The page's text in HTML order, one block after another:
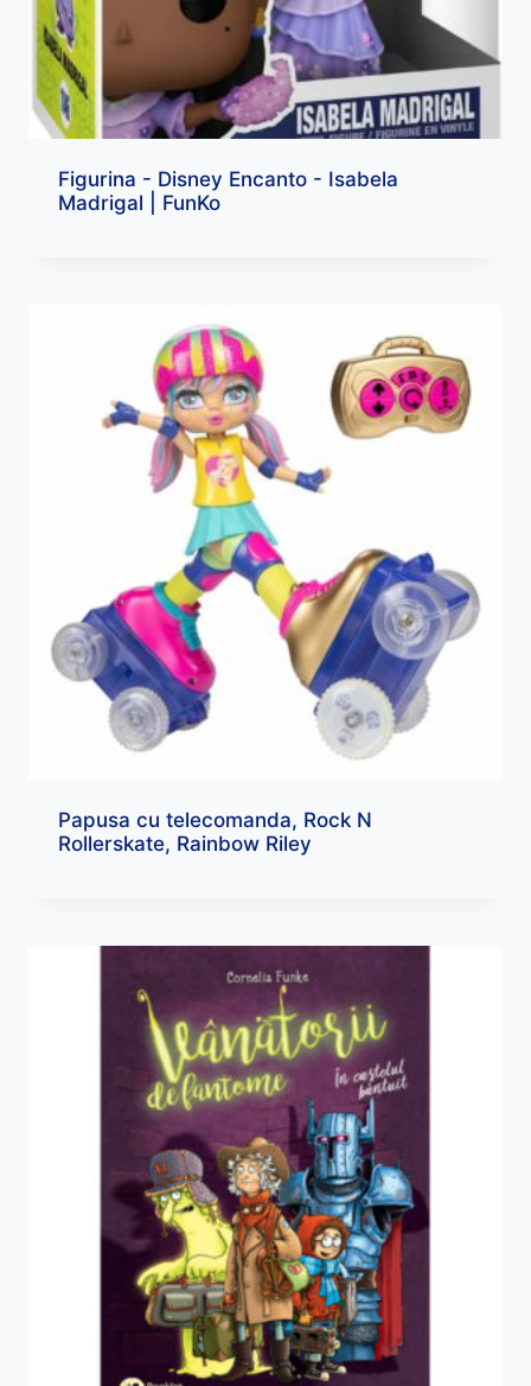
Figurina - Disney Encanto - Isabela
Madrigal | FunKo
Papusa cu telecomanda, Rock N
Rollerskate, Rainbow Riley